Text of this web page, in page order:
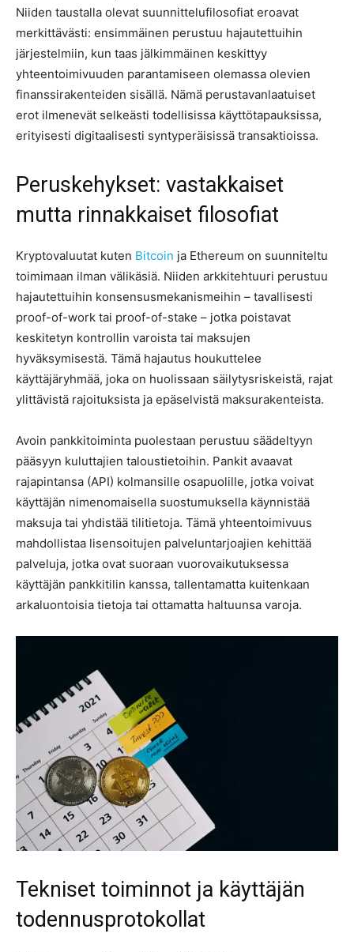
Niiden taustalla olevat suunnittelufilosofiat eroavat
merkittävästi: ensimmäinen perustuu hajautettuihin
järjestelmiin, kun taas jälkimmäinen keskittyy
yhteentoimivuuden parantamiseen olemassa olevien
finanssirakenteiden sisällä. Nämä perustavanlaatuiset
erot ilmenevät selkeästi todellisissa käyttötapauksissa,
erityisesti digitaalisesti syntyperäisissä transaktioissa.
Peruskehykset: vastakkaiset
mutta rinnakkaiset filosofiat
Kryptovaluutat kuten Bitcoin ja Ethereum on suunniteltu
toimimaan ilman välikäsiä. Niiden arkkitehtuuri perustuu
hajautettuihin konsensusmekanismeihin – tavallisesti
proof-of-work tai proof-of-stake – jotka poistavat
keskitetyn kontrollin varoista tai maksujen
hyväksymisestä. Tämä hajautus houkuttelee
käyttäjäryhmää, joka on huolissaan säilytysriskeistä, rajat
ylittävistä rajoituksista ja epäselvistä maksurakenteista.
Avoin pankkitoiminta puolestaan perustuu säädeltyyn
pääsyyn kuluttajien taloustietoihin. Pankit avaavat
rajapintansa (API) kolmansille osapuolille, jotka voivat
käyttäjän nimenomaisella suostumuksella käynnistää
maksuja tai yhdistää tilitietoja. Tämä yhteentoimivuus
mahdollistaa lisensoitujen palveluntarjoajien kehittää
palveluja, jotka ovat suoraan vuorovaikutuksessa
käyttäjän pankkitilin kanssa, tallentamatta kuitenkaan
arkaluontoisia tietoja tai ottamatta haltuunsa varoja.
Tekniset toiminnot ja käyttäjän
todennusprotokollat